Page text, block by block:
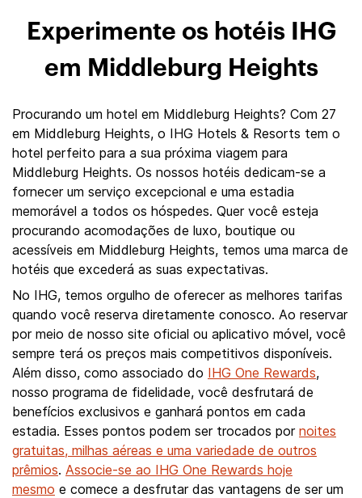
Experimente os hotéis IHG
em Middleburg Heights
Procurando um hotel em Middleburg Heights? Com 27
em Middleburg Heights, o IHG Hotels & Resorts tem o
hotel perfeito para a sua próxima viagem para
Middleburg Heights. Os nossos hotéis dedicam-se a
fornecer um serviço excepcional e uma estadia
memorável a todos os hóspedes. Quer você esteja
procurando acomodações de luxo, boutique ou
acessíveis em Middleburg Heights, temos uma marca de
hotéis que excederá as suas expectativas.
No IHG, temos orgulho de oferecer as melhores tarifas
quando você reserva diretamente conosco. Ao reservar
por meio de nosso site oficial ou aplicativo móvel, você
sempre terá os preços mais competitivos disponíveis.
Além disso, como associado do IHG One Rewards,
nosso programa de fidelidade, você desfrutará de
benefícios exclusivos e ganhará pontos em cada
estadia. Esses pontos podem ser trocados por noites
gratuitas, milhas aéreas e uma variedade de outros
prêmios. Associe-se ao IHG One Rewards hoje
mesmo e comece a desfrutar das vantagens de ser um